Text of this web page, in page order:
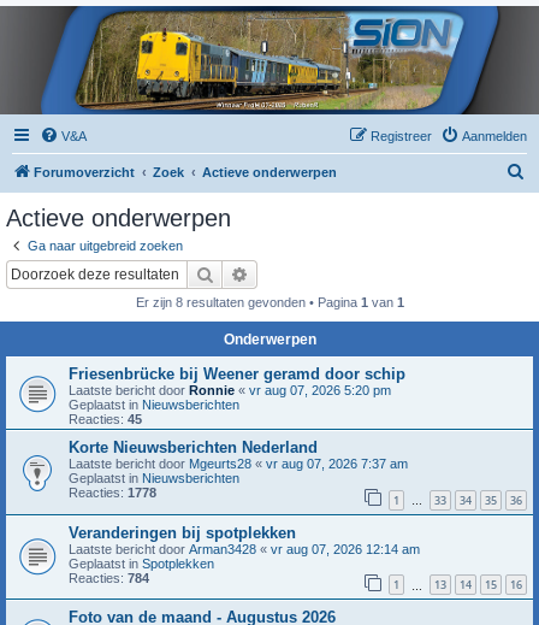
V&A Aanmelden
Registreer
Forumoverzicht Zoek Actieve onderwerpen
Actieve onderwerpen
Ga naar uitgebreid zoeken
Zoek
Er zijn 8 resultaten gevonden • Pagina 1 van 1
Onderwerpen
Friesenbrücke bij Weener geramd door schip
Laatste bericht door Ronnie « vr aug 07, 2026 5:20 pm
Geplaatst in Nieuwsberichten
Reacties: 45
Korte Nieuwsberichten Nederland
Laatste bericht door Mgeurts28 « vr aug 07, 2026 7:37 am
Geplaatst in Nieuwsberichten
Reacties: 1778 1 … 33 34 35 36
Veranderingen bij spotplekken
Laatste bericht door Arman3428 « vr aug 07, 2026 12:14 am
Geplaatst in Spotplekken
Reacties: 784 1 13 14 15 16
Foto van de maand - Augustus 2026